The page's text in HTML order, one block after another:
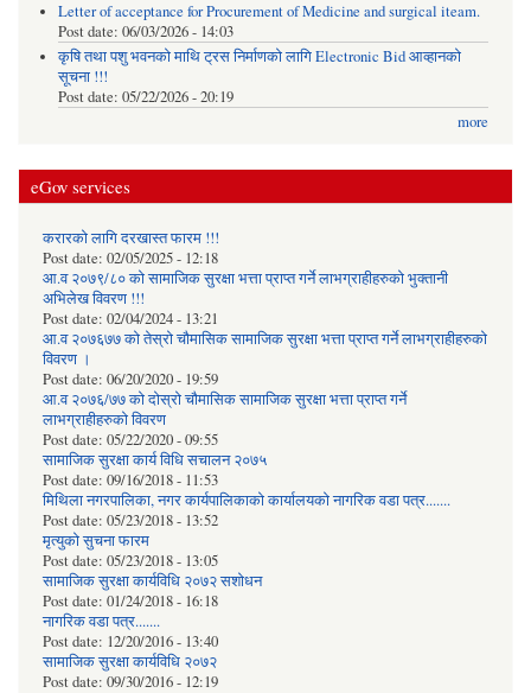
Letter of acceptance for Procurement of Medicine and surgical iteam.
Post date: 06/03/2026 - 14:03
कृषि तथा पशु भवनको माथि ट्रस निर्माणको लागि Electronic Bid आव्हानको
सूचना !!!
Post date: 05/22/2026 - 20:19
more
eGov services
करारको लागि दरखास्त फारम !!!
Post date: 02/05/2025 - 12:18
आ.व २०७९/८० को सामाजिक सुरक्षा भत्ता प्राप्त गर्ने लाभग्राहीहरुको भुक्तानी
अभिलेख विवरण !!!
Post date: 02/04/2024 - 13:21
आ.व २०७६७७ को तेस्रो चौमासिक सामाजिक सुरक्षा भत्ता प्राप्त गर्ने लाभग्राहीहरुको
विवरण ।
Post date: 06/20/2020 - 19:59
आ.व २०७६/७७ को दोस्रो चौमासिक सामाजिक सुरक्षा भत्ता प्राप्त गर्ने
लाभग्राहीहरुको विवरण
Post date: 05/22/2020 - 09:55
सामाजिक सुरक्षा कार्य विधि स‌चालन २०७५
Post date: 09/16/2018 - 11:53
मिथिला नगरपालिका, नगर कार्यपालिकाको कार्यालयकाे नागरिक वडा पत्र.......
Post date: 05/23/2018 - 13:52
मृत्युको सुचना फारम
Post date: 05/23/2018 - 13:05
सामाजिक सुरक्षा कार्यविधि २०७२ स‌शाेधन
Post date: 01/24/2018 - 16:18
नागरिक वडा पत्र.......
Post date: 12/20/2016 - 13:40
सामाजिक सुरक्षा कार्यविधि २०७२
Post date: 09/30/2016 - 12:19